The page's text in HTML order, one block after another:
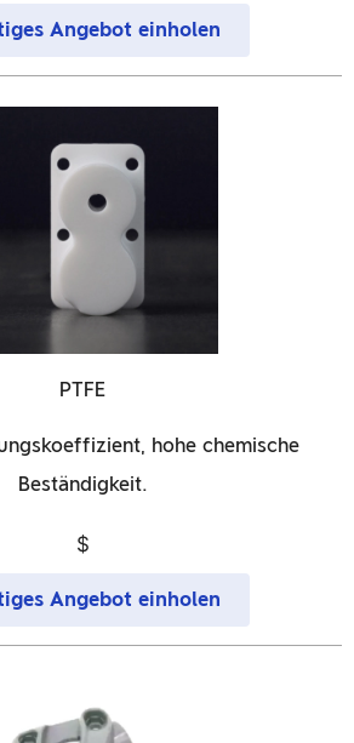
Angebot einholen
PTFE
hohe chemische
Beständigkeit.
$
Angebot einholen